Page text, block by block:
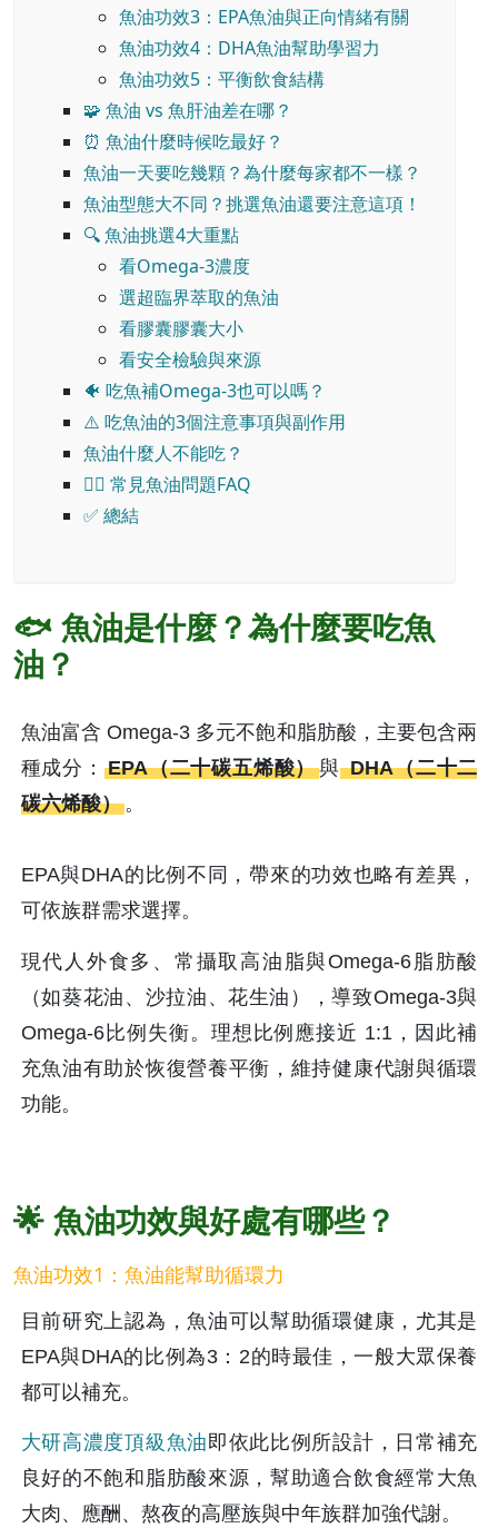
魚油功效3：EPA魚油與正向情緒有關
魚油功效4：DHA魚油幫助學習力
魚油功效5：平衡飲食結構
🧩 魚油 vs 魚肝油差在哪？
⏰ 魚油什麼時候吃最好？
魚油一天要吃幾顆？為什麼每家都不一樣？
魚油型態大不同？挑選魚油還要注意這項！
🔍 魚油挑選4大重點
看Omega-3濃度
選超臨界萃取的魚油
看膠囊膠囊大小
看安全檢驗與來源
🐠 吃魚補Omega-3也可以嗎？
⚠️ 吃魚油的3個注意事項與副作用
魚油什麼人不能吃？
🙋‍♀️ 常見魚油問題FAQ
✅ 總結
🐟 魚油是什麼？為什麼要吃魚
油？
魚油富含 Omega-3 多元不飽和脂肪酸，主要包含兩
種成分：
EPA（二十碳五烯酸）與 DHA（二十二
碳六烯酸）。
EPA與DHA的比例不同，帶來的功效也略有差異，
可依族群需求選擇。
現代人外食多、常攝取高油脂與Omega-6脂肪酸
（如葵花油、沙拉油、花生油），導致Omega-3與
Omega-6比例失衡。理想比例應接近 1:1，因此補
充魚油有助於恢復營養平衡，維持健康代謝與循環
功能。
🌟 魚油功效與好處有哪些？
魚油功效1：魚油能幫助循環力
目前研究上認為，魚油可以幫助循環健康，尤其是
EPA與DHA的比例為3：2的時最佳，一般大眾保養
都可以補充。
大研高濃度頂級魚油即依此比例所設計，日常補充
良好的不飽和脂肪酸來源，幫助適合飲食經常大魚
大肉、應酬、熬夜的高壓族與中年族群加強代謝。